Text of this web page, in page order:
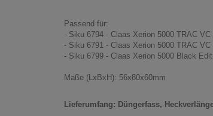
Passend für:
- Siku 6794 - Claas Xerion 5000 TRAC
- Siku 6791 - Claas Xerion 5000 TRAC
- Siku 6799 - Claas Xerion 5000 Black
Maße (LxBxH): 56x80x60mm
Lieferumfang: Düngerfass,